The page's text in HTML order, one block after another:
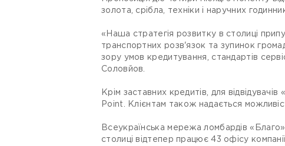
золота, срібла, техніки і наручних
«Наша стратегія розвитку в столиці
транспортних розв'язок та зупинок
зору умов кредитування, стандартів
Соловйов.
Крім заставних кредитів, для
Point. Клієнтам також надається
Всеукраїнська мережа ломбардів
столиці відтепер працює 43 офісу компанії.